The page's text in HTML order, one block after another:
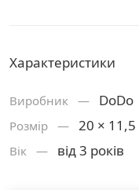
Характеристики
Виробник — DoDo
Розмiр — 20 ×
Вік — від 3 років